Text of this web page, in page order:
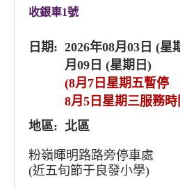
收銀車1號
日期: 2026年08月03日 (星
月09日 (星期日)
(8月7日星期五暫停
8月5日星期三服務
地區: 北區
粉嶺暉明路路旁停車處
(近五旬節于良發小學)